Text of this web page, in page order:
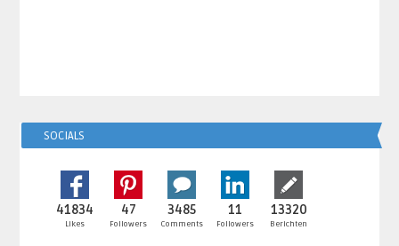
SOCIALS
41834
Likes
47
Followers
3485
Comments
11
Followers
13320
Berichten